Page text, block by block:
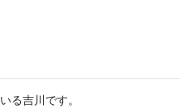
る吉川です。